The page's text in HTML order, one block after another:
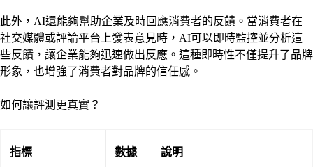
此外，AI還能夠幫助企業及時回應消費者的反饋。當消費者在
社交媒體或評論平台上發表意見時，AI可以即時監控並分析這
些反饋，讓企業能夠迅速做出反應。這種即時性不僅提升了品牌
形象，也增強了消費者對品牌的信任感。
如何讓評測更真實？
指標 數據 說明